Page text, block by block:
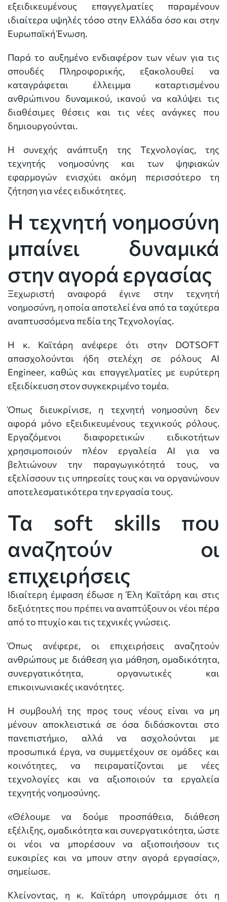
εξειδικευμένους επαγγελματίες παραμένουν
ιδιαίτερα υψηλές τόσο στην Ελλάδα όσο και στην
Ευρωπαϊκή Ένωση.
Παρά το αυξημένο ενδιαφέρον των νέων για τις
σπουδές Πληροφορικής, εξακολουθεί να
καταγράφεται έλλειμμα καταρτισμένου
ανθρώπινου δυναμικού, ικανού να καλύψει τις
διαθέσιμες θέσεις και τις νέες ανάγκες που
δημιουργούνται.
Η συνεχής ανάπτυξη της Τεχνολογίας, της
τεχνητής νοημοσύνης και των ψηφιακών
εφαρμογών ενισχύει ακόμη περισσότερο τη
ζήτηση για νέες ειδικότητες.
Η τεχνητή νοημοσύνη
μπαίνει δυναμικά
στην αγορά εργασίας
Ξεχωριστή αναφορά έγινε στην τεχνητή
νοημοσύνη, η οποία αποτελεί ένα από τα ταχύτερα
αναπτυσσόμενα πεδία της Τεχνολογίας.
Η κ. Καϊτάρη ανέφερε ότι στην DOTSOFT
απασχολούνται ήδη στελέχη σε ρόλους AI
Engineer, καθώς και επαγγελματίες με ευρύτερη
εξειδίκευση στον συγκεκριμένο τομέα.
Όπως διευκρίνισε, η τεχνητή νοημοσύνη δεν
αφορά μόνο εξειδικευμένους τεχνικούς ρόλους.
Εργαζόμενοι διαφορετικών ειδικοτήτων
χρησιμοποιούν πλέον εργαλεία AI για να
βελτιώνουν την παραγωγικότητά τους, να
εξελίσσουν τις υπηρεσίες τους και να οργανώνουν
αποτελεσματικότερα την εργασία τους.
Τα soft skills που
αναζητούν οι
επιχειρήσεις
Ιδιαίτερη έμφαση έδωσε η Έλη Καϊτάρη και στις
δεξιότητες που πρέπει να αναπτύξουν οι νέοι πέρα
από το πτυχίο και τις τεχνικές γνώσεις.
Όπως ανέφερε, οι επιχειρήσεις αναζητούν
ανθρώπους με διάθεση για μάθηση, ομαδικότητα,
συνεργατικότητα, οργανωτικές και
επικοινωνιακές ικανότητες.
Η συμβουλή της προς τους νέους είναι να μη
μένουν αποκλειστικά σε όσα διδάσκονται στο
πανεπιστήμιο, αλλά να ασχολούνται με
προσωπικά έργα, να συμμετέχουν σε ομάδες και
κοινότητες, να πειραματίζονται με νέες
τεχνολογίες και να αξιοποιούν τα εργαλεία
τεχνητής νοημοσύνης.
«Θέλουμε να δούμε προσπάθεια, διάθεση
εξέλιξης, ομαδικότητα και συνεργατικότητα, ώστε
οι νέοι να μπορέσουν να αξιοποιήσουν τις
ευκαιρίες και να μπουν στην αγορά εργασίας»,
σημείωσε.
Κλείνοντας, η κ. Καϊτάρη υπογράμμισε ότι η